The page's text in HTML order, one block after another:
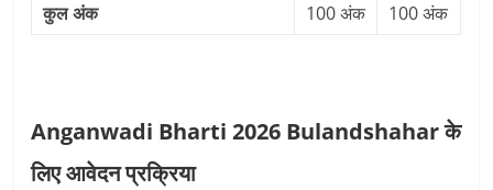
कुल अंक 100 अंक 100 अंक
Anganwadi Bharti 2026 Bulandshaharके
लिए आवेदन प्रक्रिया